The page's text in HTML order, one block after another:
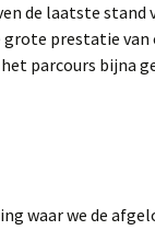
de laatste
prestatie van
parcours bijna
waar we de